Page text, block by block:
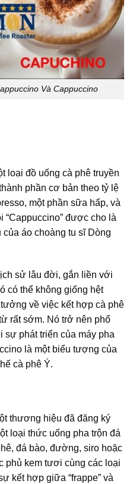
Và Cappuccino
loại đồ uống cà phê truyền
phần cơ bản theo tỷ lệ
một phần sữa hấp, và
“Cappuccino” được cho là
áo choàng tu sĩ Dòng
sử lâu đời, gắn liền với
có thể không giống hệt
về việc kết hợp cà phê
rất sớm. Nó trở nên phổ
sự phát triển của máy pha
là một biểu tượng của
cà phê Ý.
thương hiệu đã đăng ký
loại thức uống pha trộn đá
đá bào, đường, siro hoặc
kem tươi cùng các loại
kết hợp giữa “frappe” và